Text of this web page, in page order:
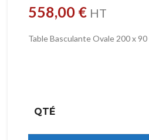
558,00 € HT
Table Basculante Ovale 200 x
QTÉ